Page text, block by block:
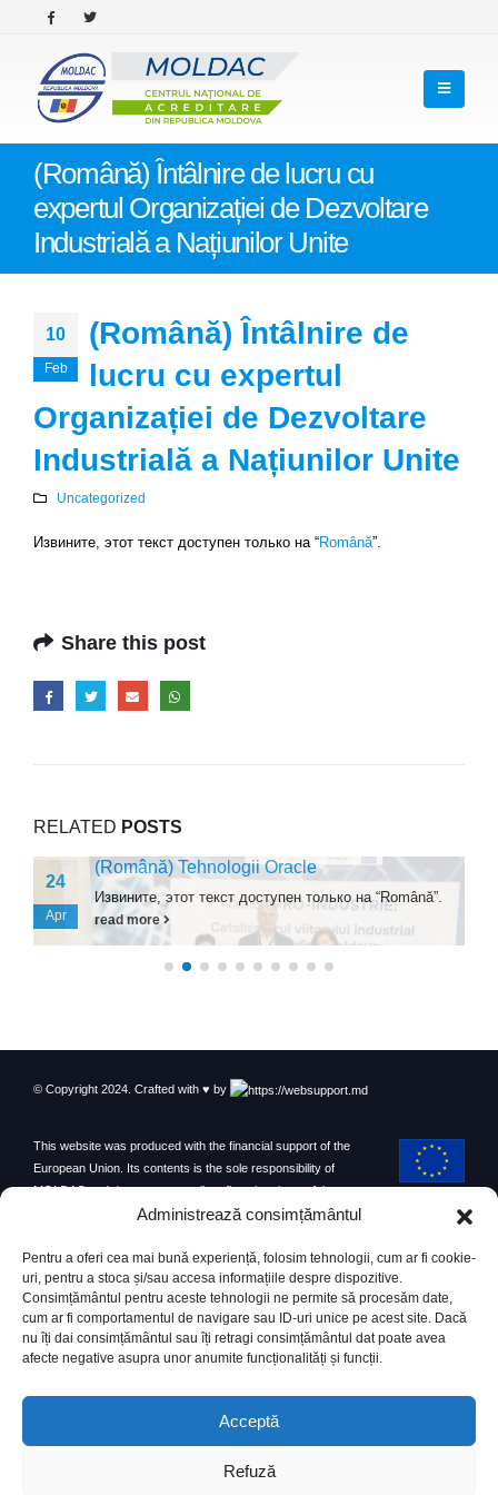
Administrează consimțământul
Pentru a oferi cea mai bună experiență, folosim tehnologii, cum ar fi cookie-
uri, pentru a stoca și/sau accesa informațiile despre dispozitive.
Consimțământul pentru aceste tehnologii ne permite să procesăm date,
cum ar fi comportamentul de navigare sau ID-uri unice pe acest site. Dacă
nu îți dai consimțământul sau îți retragi consimțământul dat poate avea
afecte negative asupra unor anumite funcționalități și funcții.
Acceptă
Refuză
(Română) Întâlnire de lucru cu
expertul Organizației de Dezvoltare
Industrială a Națiunilor Unite
10
Feb
(Română) Întâlnire de
lucru cu expertul
Organizației de Dezvoltare
Industrială a Națiunilor Unite
Uncategorized
Извините, этот текст доступен только на “Română”.
Share this post
RELATED POSTS
al Moldovei” organizată de către Camera de
Comerț și Industrie
Извините, этот текст доступен только на “Română”.
24
Apr
(Română) Tehnologii Oracle
Извините, этот текст доступен только на “Română”.
read more
© Copyright 2024. Crafted with ♥ by
This website was produced with the financial support of the
European Union. Its contents is the sole responsibility of
MOLDAC and do not necessarily reflect the views of the